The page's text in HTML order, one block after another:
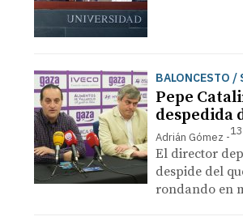
BALONCESTO /
Pepe
despedida
Adrián Gómez
El director
despide del
rondando en